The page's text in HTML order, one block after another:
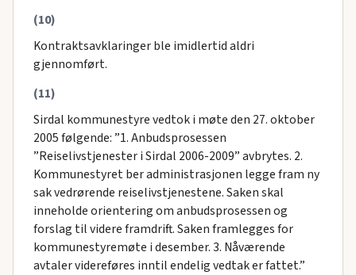
(10)
Kontraktsavklaringer ble imidlertid aldri
gjennomført.
(11)
Sirdal kommunestyre vedtok i møte den 27. oktober
2005 følgende: ”1. Anbudsprosessen
”Reiselivstjenester i Sirdal 2006-2009” avbrytes. 2.
Kommunestyret ber administrasjonen legge fram ny
sak vedrørende reiselivstjenestene. Saken skal
inneholde orientering om anbudsprosessen og
forslag til videre framdrift. Saken framlegges for
kommunestyremøte i desember. 3. Nåværende
avtaler videreføres inntil endelig vedtak er fattet.”